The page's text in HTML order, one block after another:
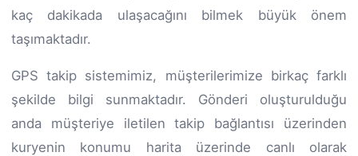
kaç dakikada ulaşacağını bilmek büyük önem
taşımaktadır.
GPS takip sistemimiz, müşterilerimize birkaç farklı
şekilde bilgi sunmaktadır. Gönderi oluşturulduğu
anda müşteriye iletilen takip bağlantısı üzerinden
kuryenin konumu harita üzerinde canlı olarak